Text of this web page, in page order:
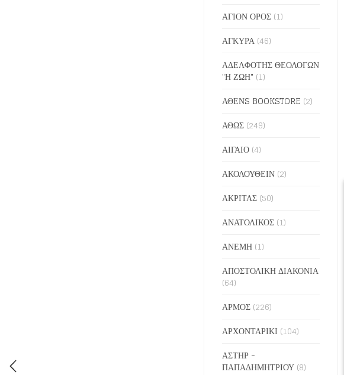
ΑΓΙΟΝ ΟΡΟΣ (1)
ΑΓΚΥΡΑ (46)
ΑΔΕΛΦΟΤΗΣ ΘΕΟΛΟΓΩΝ
"Η ΖΩΗ" (1)
ΑΘΕΝS BOOKSTORE (2)
ΑΘΩΣ (249)
ΑΙΓΑΙΟ (4)
ΑΚΟΛΟΥΘΕΙΝ (2)
ΑΚΡΙΤΑΣ (50)
ΑΝΑΤΟΛΙΚΟΣ (1)
ΑΝΕΜΗ (1)
ΑΠΟΣΤΟΛΙΚΗ ΔΙΑΚΟΝΙΑ
(64)
ΑΡΜΟΣ (226)
ΑΡΧΟΝΤΑΡΙΚΙ (104)
ΑΣΤΗΡ -
ΠΑΠΑΔΗΜΗΤΡΙΟΥ (8)